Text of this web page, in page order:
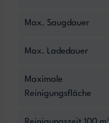
Max. Saugdauer
Max. Ladedauer
Maximale
Reinigungsfläche